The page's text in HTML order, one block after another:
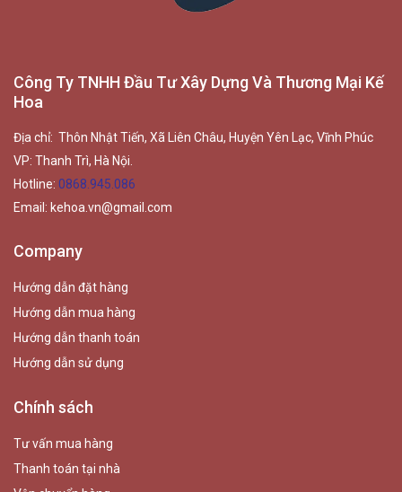
Công Ty TNHH Đầu Tư Xây Dựng Và Thương Mại Kế
Hoa
Địa chỉ: Thôn Nhật Tiến, Xã Liên Châu, Huyện Yên Lạc, Vĩnh Phúc
VP: Thanh Trì, Hà Nội.
Hotline: 0868.945.086
Email: kehoa.vn@gmail.com
Company
Hướng dẫn đặt hàng
Hướng dẫn mua hàng
Hướng dẫn thanh toán
Hướng dẫn sử dụng
Chính sách
Tư vấn mua hàng
Thanh toán tại nhà